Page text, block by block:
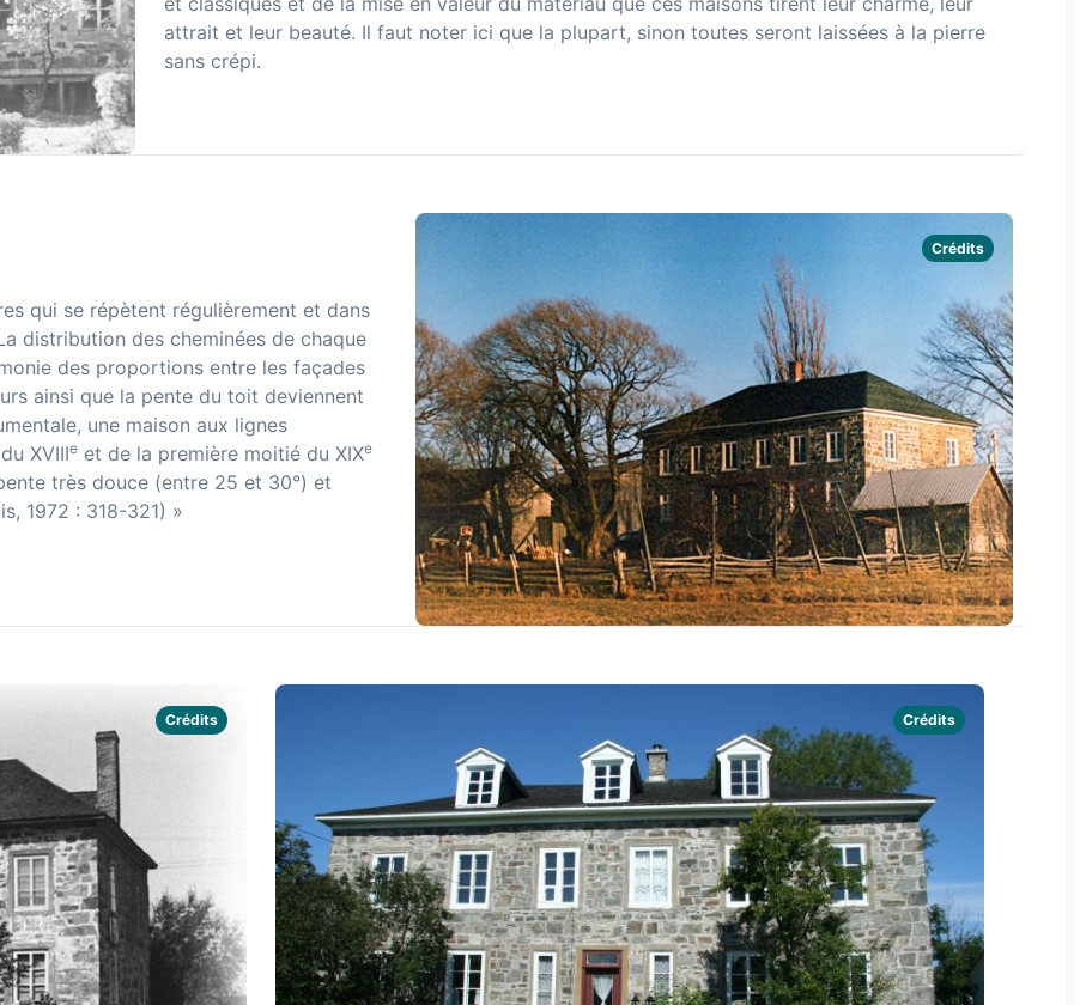
attrait et leur beauté. Il faut noter ici que la plupart, sinon toutes seront laissées à la pierre
sans crépi.
qui se répètent régulièrement et dans
distribution des cheminées de chaque
des proportions entre les façades
ainsi que la pente du toit deviennent
une maison aux lignes
XVIIIe et de la première moitié du XIXe
très douce (entre 25 et 30°) et
1972 : 318-321) »
Crédits
Crédits Crédits